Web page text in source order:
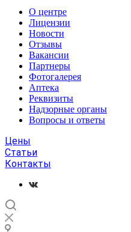
О центре
Лицензии
Новости
Отзывы
Вакансии
Партнеры
Фотогалерея
Аптека
Реквизиты
Надзорные органы
Вопросы и ответы
Цены
Статьи
Контакты